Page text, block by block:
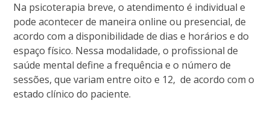
Na psicoterapia breve, o atendimento é individual e
pode acontecer de maneira online ou presencial, de
acordo com a disponibilidade de dias e horários e do
espaço físico. Nessa modalidade, o profissional de
saúde mental define a frequência e o número de
sessões, que variam entre oito e 12, de acordo com o
estado clínico do paciente.